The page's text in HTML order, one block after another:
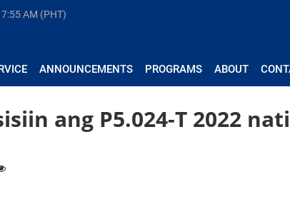
7:55 AM (PHT)
ANNOUNCEMENTS PROGRAMS ABOUT
ang P5.024-T 2022